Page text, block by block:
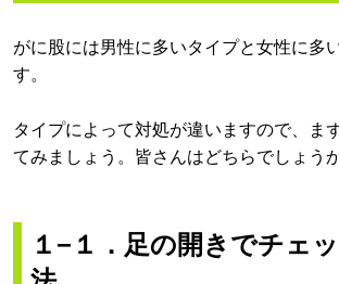
がに股には男性に多いタイプと女性に多
す。
タイプによって対処が違いますので、ま
てみましょう。皆さんはどちらでしょうか
１−１．足の開きでチェ